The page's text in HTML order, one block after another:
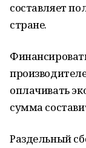
составляет
стране.
оплачивать
сумма
Раздельный